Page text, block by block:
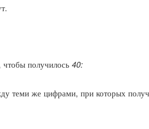
чтобы получилось 40:
теми же цифрами, при которых